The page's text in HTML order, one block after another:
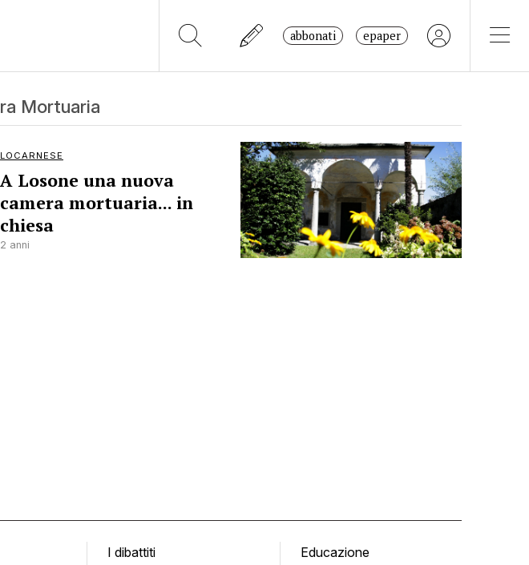
abbonati epaper
Mortuaria
LOCARNESE
A Losone una nuova
camera mortuaria... in
chiesa
2 anni
I dibattiti
Educazione